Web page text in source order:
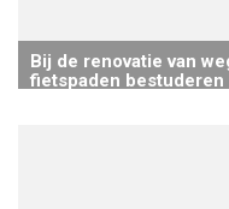
Bij de renovatie van
fietspaden bestuderen